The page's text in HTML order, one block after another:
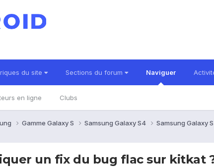
du site Sections du forum Naviguer
en ligne Clubs
Gamme Galaxy S Samsung Galaxy S4 Samsung Galaxy
un fix du bug flac sur kitkat